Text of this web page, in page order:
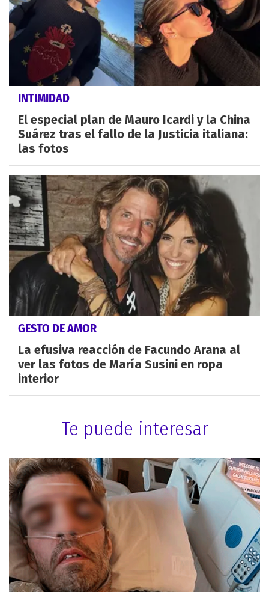
INTIMIDAD
El especial plan de Mauro Icardi y la China
Suárez tras el fallo de la Justicia italiana:
las fotos
GESTO DE AMOR
La efusiva reacción de Facundo Arana al
ver las fotos de María Susini en ropa
interior
Te puede interesar